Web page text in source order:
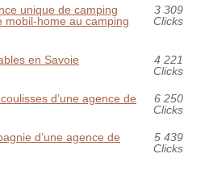
unique de camping
mobil-home au camping
3 309
Clicks
en Savoie
4 221
Clicks
d’une agence de
6 250
Clicks
d’une agence de
5 439
Clicks